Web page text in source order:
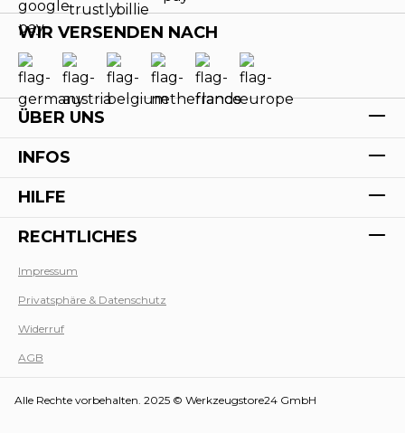
WIR VERSENDEN NACH
ÜBER UNS
INFOS
HILFE
RECHTLICHES
Impressum
Privatsphäre & Datenschutz
Widerruf
AGB
Alle Rechte vorbehalten. 2025 © Werkzeugstore24 GmbH